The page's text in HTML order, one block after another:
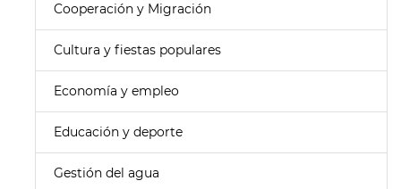
Cooperación y Migración
Cultura y fiestas populares
Economía y empleo
Educación y deporte
Gestión del agua